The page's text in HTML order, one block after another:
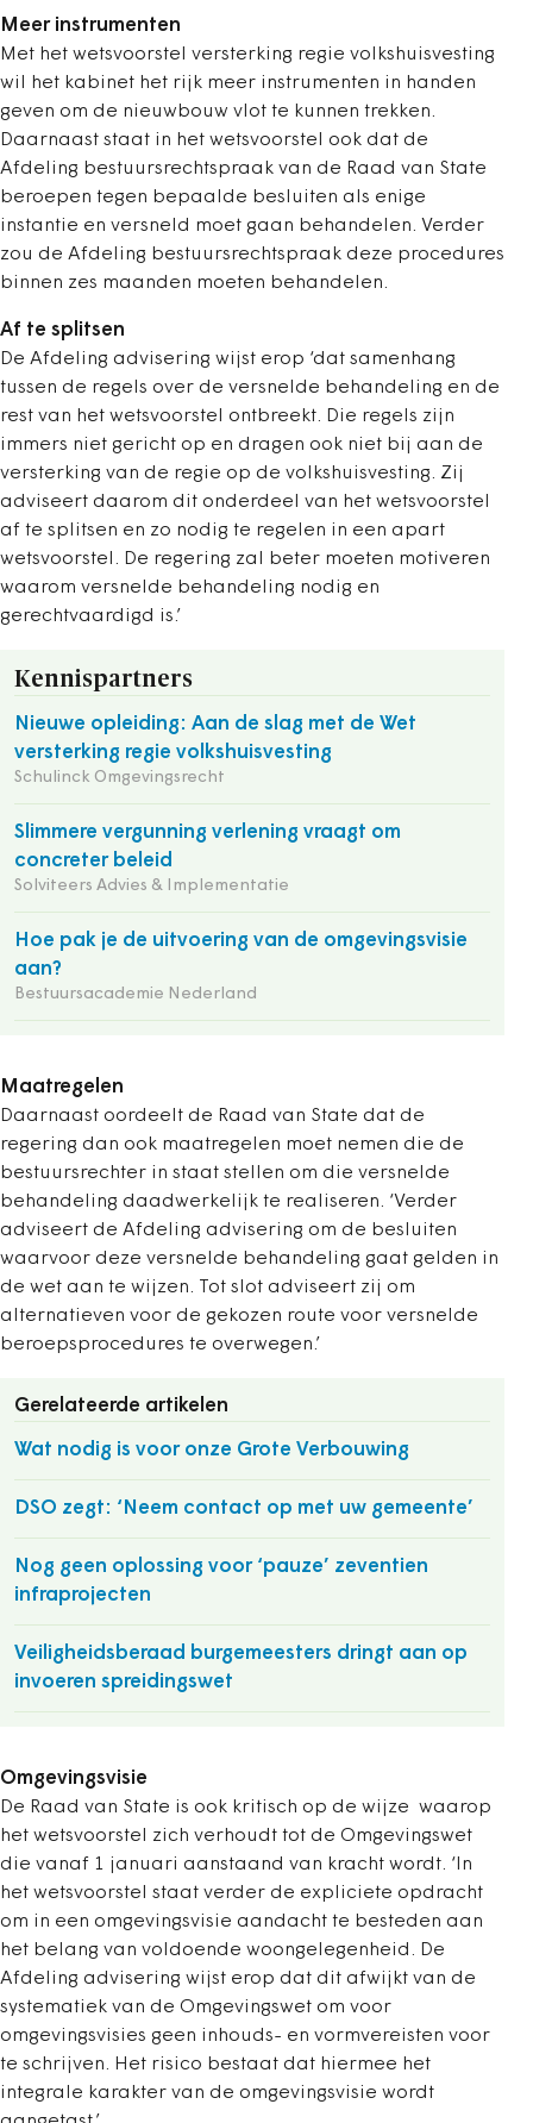
Meer instrumenten
Met het wetsvoorstel versterking regie volkshuisvesting
wil het kabinet het rijk meer instrumenten in handen
geven om de nieuwbouw vlot te kunnen trekken.
Daarnaast staat in het wetsvoorstel ook dat de
Afdeling bestuursrechtspraak van de Raad van State
beroepen tegen bepaalde besluiten als enige
instantie en versneld moet gaan behandelen. Verder
zou de Afdeling bestuursrechtspraak deze procedures
binnen zes maanden moeten behandelen.
Af te splitsen
De Afdeling advisering wijst erop ‘dat samenhang
tussen de regels over de versnelde behandeling en de
rest van het wetsvoorstel ontbreekt. Die regels zijn
immers niet gericht op en dragen ook niet bij aan de
versterking van de regie op de volkshuisvesting. Zij
adviseert daarom dit onderdeel van het wetsvoorstel
af te splitsen en zo nodig te regelen in een apart
wetsvoorstel. De regering zal beter moeten motiveren
waarom versnelde behandeling nodig en
gerechtvaardigd is.’
Kennispartners
Nieuwe opleiding: Aan de slag met de Wet
versterking regie volkshuisvesting
Schulinck Omgevingsrecht
Slimmere vergunning verlening vraagt om
concreter beleid
Solviteers Advies & Implementatie
Hoe pak je de uitvoering van de omgevingsvisie
aan?
Bestuursacademie Nederland
Maatregelen
Daarnaast oordeelt de Raad van State dat de
regering dan ook maatregelen moet nemen die de
bestuursrechter in staat stellen om die versnelde
behandeling daadwerkelijk te realiseren. ‘Verder
adviseert de Afdeling advisering om de besluiten
waarvoor deze versnelde behandeling gaat gelden in
de wet aan te wijzen. Tot slot adviseert zij om
alternatieven voor de gekozen route voor versnelde
beroepsprocedures te overwegen.’
Gerelateerde artikelen
Wat nodig is voor onze Grote Verbouwing
DSO zegt: ‘Neem contact op met uw gemeente’
Nog geen oplossing voor ‘pauze’ zeventien
infraprojecten
Veiligheidsberaad burgemeesters dringt aan op
invoeren spreidingswet
Omgevingsvisie
De Raad van State is ook kritisch op de wijze waarop
het wetsvoorstel zich verhoudt tot de Omgevingswet
die vanaf 1 januari aanstaand van kracht wordt. ‘In
het wetsvoorstel staat verder de expliciete opdracht
om in een omgevingsvisie aandacht te besteden aan
het belang van voldoende woongelegenheid. De
Afdeling advisering wijst erop dat dit afwijkt van de
systematiek van de Omgevingswet om voor
omgevingsvisies geen inhouds- en vormvereisten voor
te schrijven. Het risico bestaat dat hiermee het
integrale karakter van de omgevingsvisie wordt